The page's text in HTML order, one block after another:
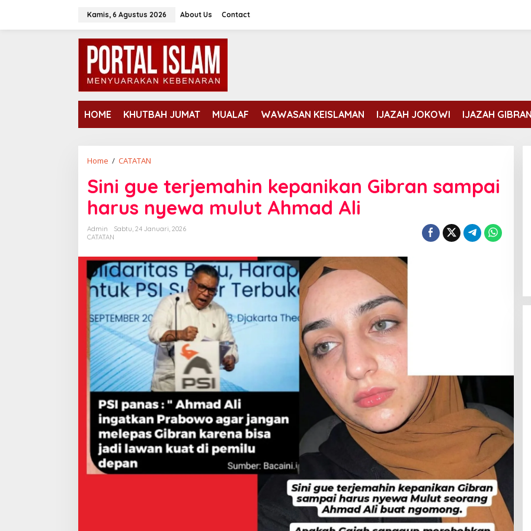
konten
Kamis, 6 Agustus 2026 About Us Contact
HOME KHUTBAH JUMAT MUALAF WAWASAN KEISLAMAN IJAZAH JOKOWI IJAZAH GIBRAN
Home / CATATAN
terjemahin
kepanikan
Gibran
sampai
harus
mulut
Ahmad
Ali
Sini gue terjemahin kepanikan Gibran sampai
harus nyewa mulut Ahmad Ali
Admin
Sabtu, 24 Januari, 2026
CATATAN
Erdogan dan Mohammed bin
Di DUNIA ISLAM